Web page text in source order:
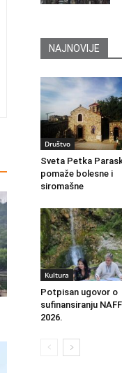
NAJNOVIJE
Društvo
Sveta Petka
pomaže bolesne i
siromašne
Kultura
Potpisan ugovor o
sufinansiranju
2026.